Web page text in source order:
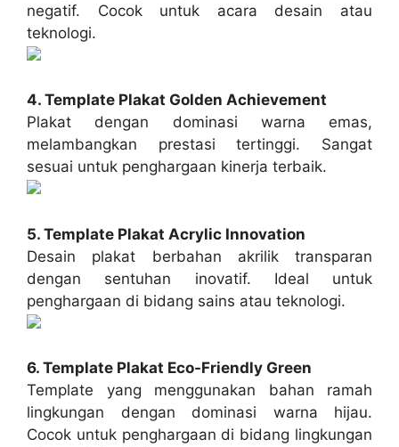
negatif. Cocok untuk acara desain atau
teknologi.
4. Template Plakat Golden Achievement
Plakat dengan dominasi warna emas,
melambangkan prestasi tertinggi. Sangat
sesuai untuk penghargaan kinerja terbaik.
5. Template Plakat Acrylic Innovation
Desain plakat berbahan akrilik transparan
dengan sentuhan inovatif. Ideal untuk
penghargaan di bidang sains atau teknologi.
6. Template Plakat Eco-Friendly Green
Template yang menggunakan bahan ramah
lingkungan dengan dominasi warna hijau.
Cocok untuk penghargaan di bidang lingkungan